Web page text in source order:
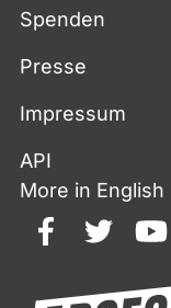
Spenden
Presse
Impressum
API
More in English
facebooktwitter